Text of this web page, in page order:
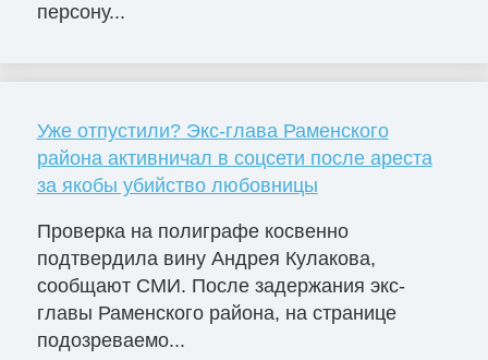
персону...
Уже отпустили? Экс-глава Раменского
района активничал в соцсети после ареста
за якобы убийство любовницы
Проверка на полиграфе косвенно
подтвердила вину Андрея Кулакова,
сообщают СМИ. После задержания экс-
главы Раменского района, на странице
подозреваемо...